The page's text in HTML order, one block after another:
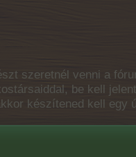
szeretnél venni a
be kell
készítened kell egy